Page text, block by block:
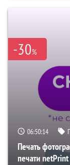
-30%
06:50:13
Печать
печати netPrint